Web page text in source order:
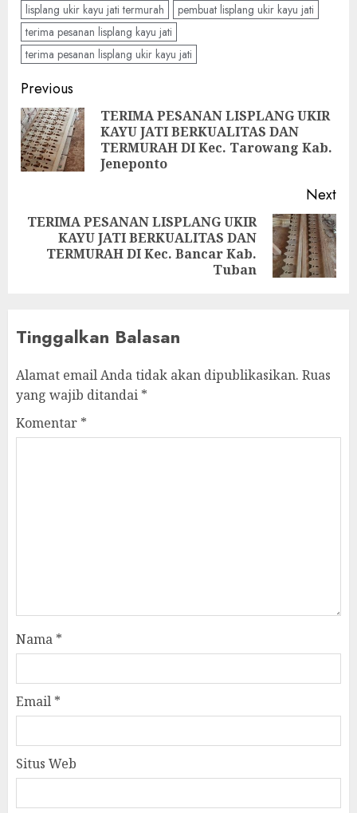
lisplang ukir kayu jati termurah
pembuat lisplang ukir kayu jati
terima pesanan lisplang kayu jati
terima pesanan lisplang ukir kayu jati
Previous
TERIMA PESANAN LISPLANG UKIR
KAYU JATI BERKUALITAS DAN
TERMURAH DI Kec. Tarowang Kab.
Jeneponto
Next
TERIMA PESANAN LISPLANG UKIR
KAYU JATI BERKUALITAS DAN
TERMURAH DI Kec. Bancar Kab.
Tuban
Tinggalkan Balasan
Alamat email Anda tidak akan dipublikasikan. Ruas
yang wajib ditandai *
Komentar *
Nama *
Email *
Situs Web